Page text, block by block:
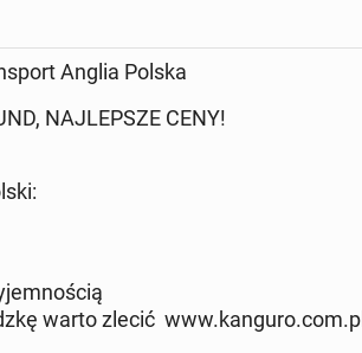
Anglia Polska
NAJLEPSZE CENY!
warto zlecić www.kanguro.com.pl